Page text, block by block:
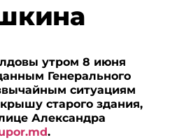
утром 8 июня
Генерального
ситуациям
крышу старого здания,
Александра
.